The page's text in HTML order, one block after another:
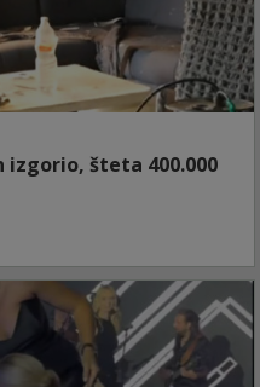
izgorio, šteta 400.000